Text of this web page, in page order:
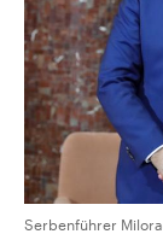
Serbenführer